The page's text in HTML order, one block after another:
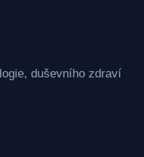
duševního zdraví